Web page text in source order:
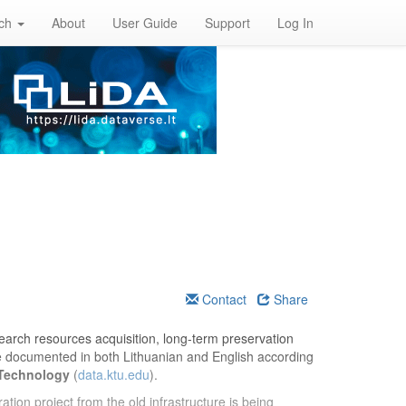
About User Guide Support Log In
Contact Share
resources acquisition, long-term preservation
in both Lithuanian and English according
(data.ktu.edu).
project from the old infrastructure is being